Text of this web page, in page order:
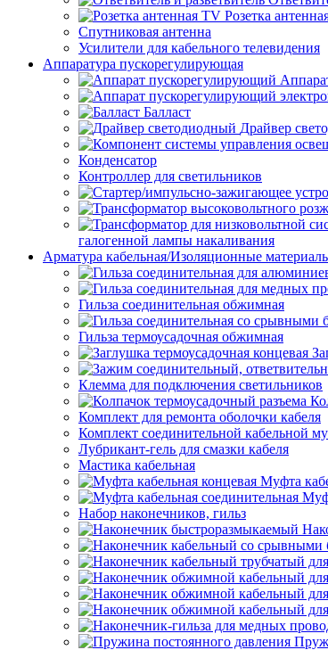
Розетка
Спутниковая антенна
Усилители для кабельного телевидения
Аппаратура пускорегулирующая
Балласт
Драйвер
Конденсатор
Контроллер для светильников
галогенной лампы накаливания
Арматура кабельная/Изоляционные
Гильза соединительная обжимная
Гильза термоусадочная обжимная
Клемма для подключения светильников
Комплект для ремонта оболочки кабеля
Комплект соединительной кабельной
Лубрикант-гель для смазки кабеля
Мастика кабельная
Муфта
Набор наконечников, гильз